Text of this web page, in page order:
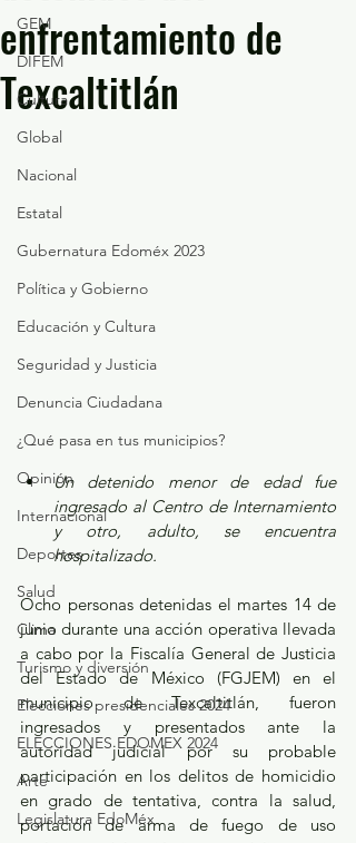
GEM
DIFEM
Cultura
Global
Nacional
Estatal
Gubernatura Edoméx 2023
Política y Gobierno
Educación y Cultura
Seguridad y Justicia
Denuncia Ciudadana
¿Qué pasa en tus municipios?
Opinión
Internacional
Deportes
Salud
Clima
Turismo y diversión
Elecciones presidenciales 2024
ELECCIONES EDOMEX 2024
Arte
Legislatura EdoMéx
enfrentamiento de
Texcaltitlán
Un detenido menor de edad fue
ingresado al Centro de Internamiento
y otro, adulto, se encuentra
hospitalizado.
Ocho personas detenidas el martes 14 de
junio durante una acción operativa llevada
a cabo por la Fiscalía General de Justicia
del Estado de México (FGJEM) en el
municipio de Texcaltitlán, fueron
ingresados y presentados ante la
autoridad judicial por su probable
participación en los delitos de homicidio
en grado de tentativa, contra la salud,
portación de arma de fuego de uso